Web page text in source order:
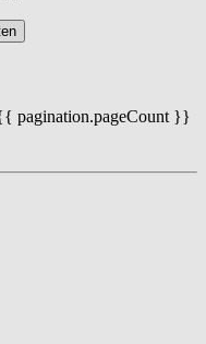
pagination.pageCount }}